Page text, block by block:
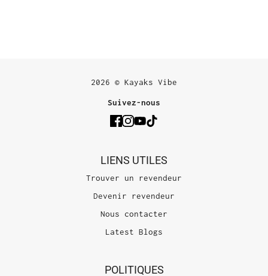
2026 © Kayaks Vibe
Suivez-nous
LIENS UTILES
Trouver un revendeur
Devenir revendeur
Nous contacter
Latest Blogs
POLITIQUES